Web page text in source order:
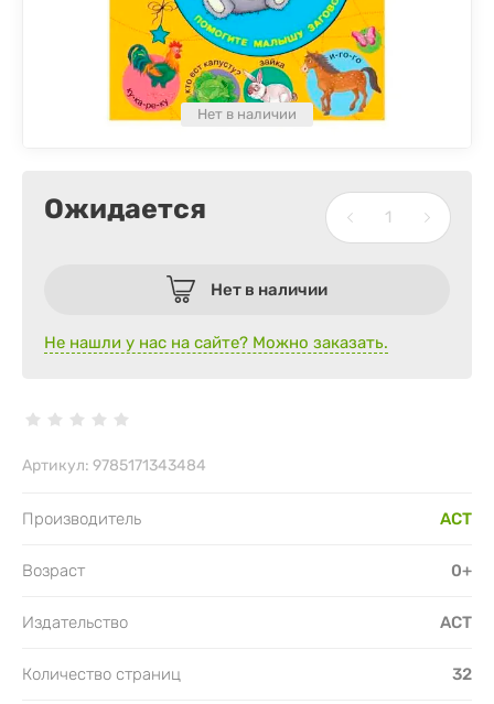
Нет в наличии
Ожидается
Нет в наличии
Не нашли у нас на сайте? Можно заказать.
Артикул: 9785171343484
Производитель АСТ
Возраст 0+
Издательство АСТ
Количество страниц 32